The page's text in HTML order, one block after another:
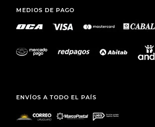
MEDIOS DE PAGO
ENVÍOS A TODO EL PAÍS